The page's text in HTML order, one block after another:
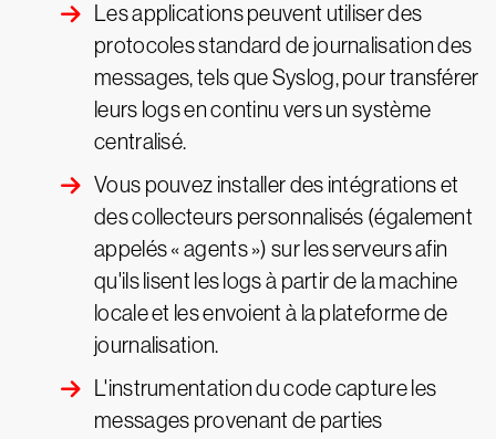
Les applications peuvent utiliser des
protocoles standard de journalisation des
messages, tels que Syslog, pour transférer
leurs logs en continu vers un système
centralisé.
Vous pouvez installer des intégrations et
des collecteurs personnalisés (également
appelés « agents ») sur les serveurs afin
qu'ils lisent les logs à partir de la machine
locale et les envoient à la plateforme de
journalisation.
L'instrumentation du code capture les
messages provenant de parties